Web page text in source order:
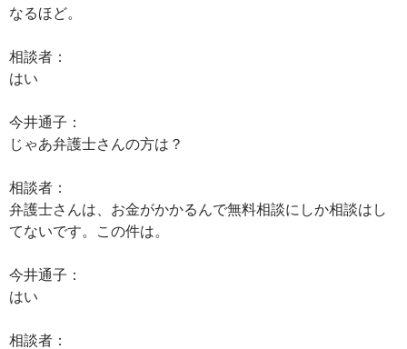
なるほど。
相談者：
はい
今井通子：
じゃあ弁護士さんの方は？
相談者：
弁護士さんは、お金がかかるんで無料相談にしか相談はし
てないです。この件は。
今井通子：
はい
相談者：